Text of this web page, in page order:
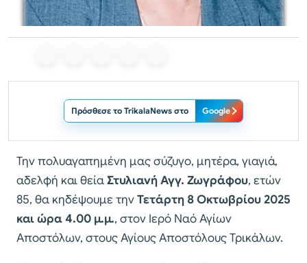
Πρόσθεσε το TrikalaNews στο Google
Την πολυαγαπημένη μας σύζυγο, μητέρα, γιαγιά,
αδελφή και θείαΣτυλιανή Αγγ. Ζωγράφου, ετών
85, θα κηδέψουμε τηνΤετάρτη 8 Οκτωβρίου 2025
και ώρα 4.00 μ.μ., στον Ιερό Ναό Αγίων
Αποστόλων, στους Αγίους Αποστόλους Τρικάλων.